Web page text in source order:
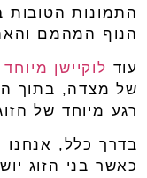
התמונות הטובות
הנוף המהמם
עוד לוקיישן מיוחד
של מצדה, בתוך
רגע מיוחד של
בדרך כלל, אנחנו
כאשר בני הזוג